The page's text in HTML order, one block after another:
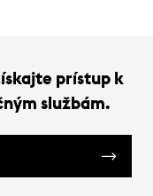
prístup k
službám.